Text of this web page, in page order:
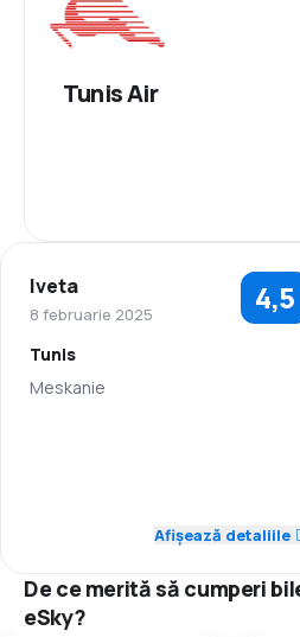
Tunis Air
Rețeaua de conexiuni
Prețul biletelor
Iveta
8 februarie 2025 4,5
Tunis
Meskanie
Prețul biletelor
Afișează detaliile
De ce merită să cumperi
eSky?